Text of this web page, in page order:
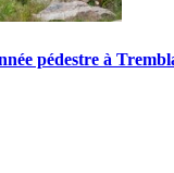
pédestre à